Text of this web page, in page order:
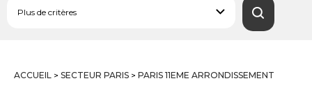
ACCUEIL > SECTEUR PARIS > PARIS 11EME ARRONDISSEMENT